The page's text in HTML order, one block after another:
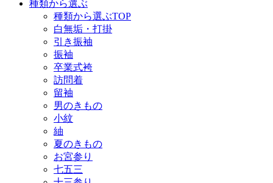
種類から選ぶ
種類から選ぶTOP
白無垢・打掛
引き振袖
振袖
卒業式袴
訪問着
留袖
男のきもの
小紋
紬
夏のきもの
お宮参り
七五三